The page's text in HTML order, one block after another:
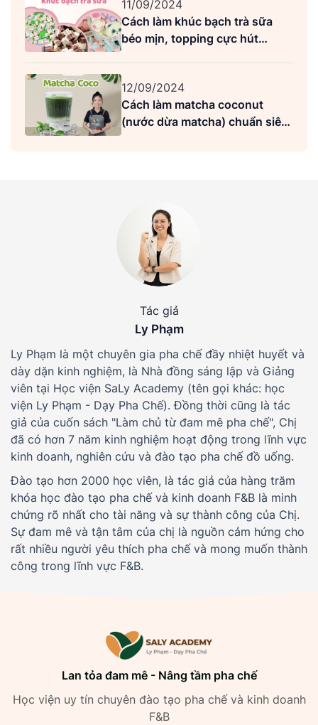
11/09/2024
Cách làm khúc bạch trà sữa
béo mịn, topping cực hút
12/09/2024
Cách làm matcha coconut
(nước dừa matcha) chuẩn siêu
Tác giả
Ly Phạm
Ly Phạm là một chuyên gia pha chế đầy nhiệt huyết và
dày dặn kinh nghiệm, là Nhà đồng sáng lập và Giảng
viên tại Học viện SaLy Academy (tên gọi khác: học
viện Ly Phạm - Dạy Pha Chế). Đồng thời cũng là tác
giả của cuốn sách "Làm chủ từ đam mê pha chế", Chị
đã có hơn 7 năm kinh nghiệm hoạt động trong lĩnh vực
kinh doanh, nghiên cứu và đào tạo pha chế đồ uống.
Đào tạo hơn 2000 học viên, là tác giả của hàng trăm
khóa học đào tạo pha chế và kinh doanh F&B là minh
chứng rõ nhất cho tài năng và sự thành công của Chị.
Sự đam mê và tận tâm của chị là nguồn cảm hứng cho
rất nhiều người yêu thích pha chế và mong muốn thành
công trong lĩnh vực F&B.
Lan tỏa đam mê - Nâng tầm pha chế
Học viện uy tín chuyên đào tạo pha chế và kinh doanh
F&B